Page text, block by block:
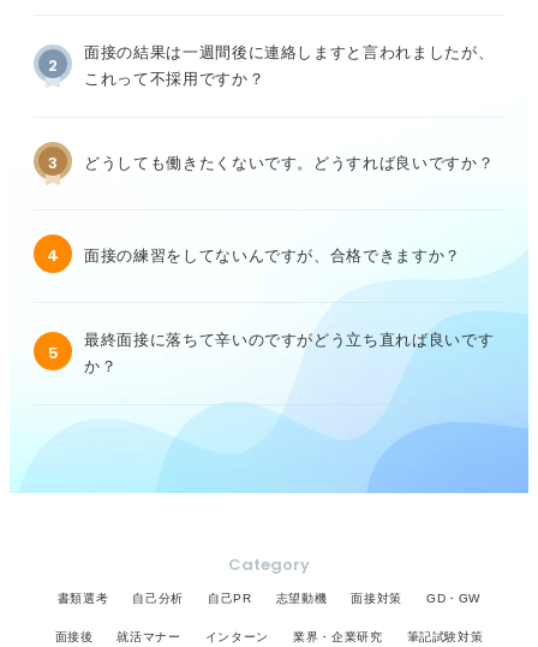
2
面接の結果は一週間後に連絡しますと言われましたが、
これって不採用ですか？
3 どうしても働きたくないです。どうすれば良いですか？
4 面接の練習をしてないんですが、合格できますか？
5
最終面接に落ちて辛いのですがどう立ち直れば良いです
か？
Category
書類選考 自己分析 自己PR 志望動機 面接対策 GD・GW
面接後 就活マナー インターン 業界・企業研究 筆記試験対策